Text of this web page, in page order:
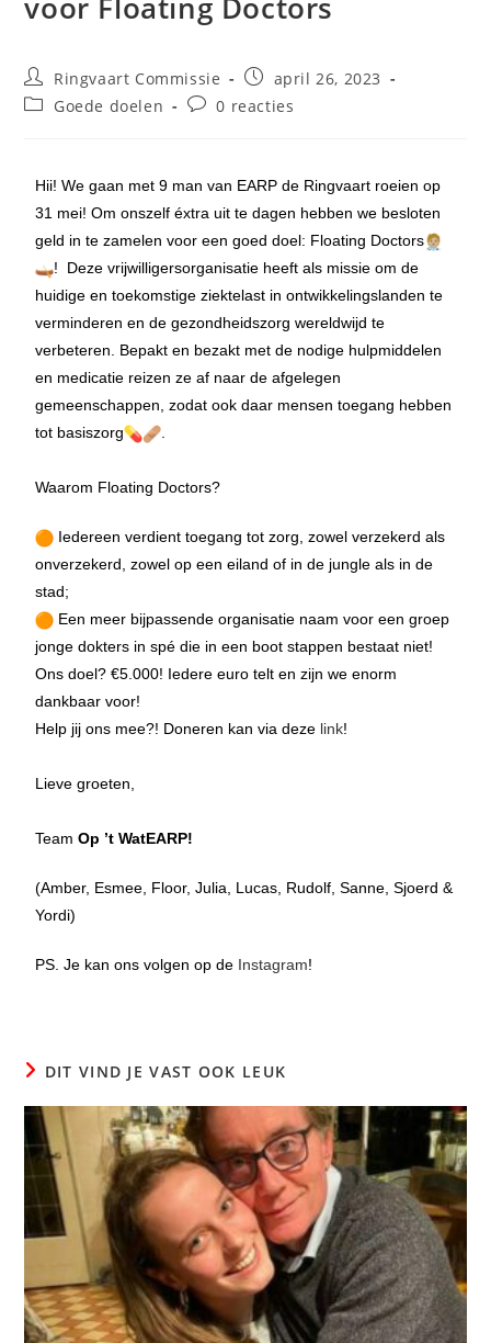
Ringvaart Commissie
april 26, 2023
Goede doelen
0 reacties
Hii!We gaan met 9 man van EARP de Ringvaart roeien op
31 mei! Om onszelf éxtra uit te dagen hebben we besloten
geld in te zamelen voor een goed doel: Floating Doctors
! Deze vrijwilligersorganisatie heeft als missie om de
huidige en toekomstige ziektelast in ontwikkelingslanden te
verminderen en de gezondheidszorg wereldwijd te
verbeteren. Bepakt en bezakt met de nodige hulpmiddelen
en medicatie reizen ze af naar de afgelegen
gemeenschappen, zodat ook daar mensen toegang hebben
tot basiszorg
Waarom Floating Doctors?
Iedereen verdient toegang tot zorg, zowel verzekerd als
onverzekerd, zowel op een eiland of in de jungle als in de
stad;
Een meer bijpassende organisatie naam voor een groep
jonge dokters in spé die in een boot stappen bestaat niet!
Ons doel? €5.000! Iedere euro telt en zijn we enorm
dankbaar voor!
Help jij ons mee?! Doneren kan via deze link!
Lieve groeten,
TeamOp ’t WatEARP!
(Amber, Esmee, Floor, Julia, Lucas, Rudolf, Sanne, Sjoerd &
Yordi)
PS. Je kan ons volgen op de Instagram!
DIT VIND JE VAST OOK LEUK